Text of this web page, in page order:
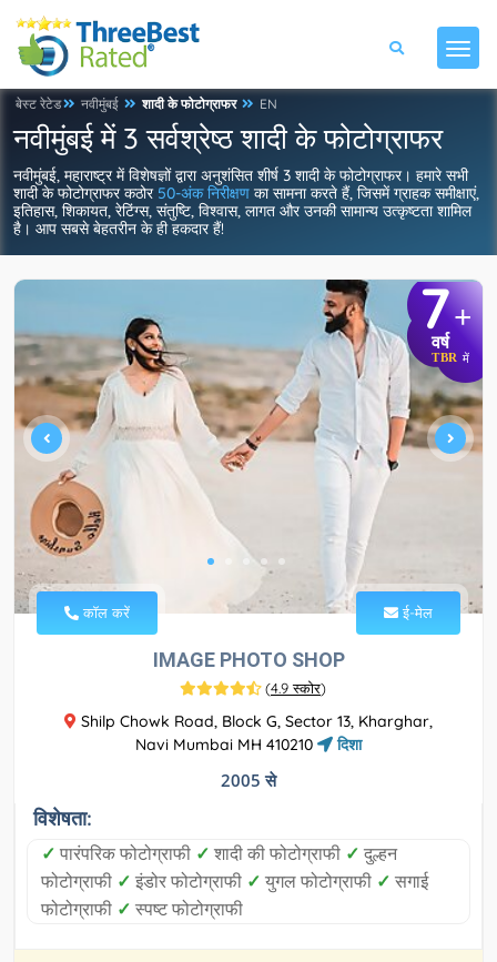
बेस्ट रेटेड नवीमुंबई शादी के फोटोग्राफर EN
नवीमुंबई में 3 सर्वश्रेष्ठ शादी के फोटोग्राफर
नवीमुंबई, महाराष्ट्र में विशेषज्ञों द्वारा अनुशंसित शीर्ष 3 शादी के फोटोग्राफर। हमारे सभी
शादी के फोटोग्राफर कठोर 50-अंक निरीक्षण का सामना करते हैं, जिसमें ग्राहक समीक्षाएं,
इतिहास, शिकायत, रेटिंग्स, संतुष्टि, विश्वास, लागत और उनकी सामान्य उत्कृष्टता शामिल
है। आप सबसे बेहतरीन के ही हकदार हैं!
7+
वर्ष
TBR में
कॉल करें ई-मेल
IMAGE PHOTO SHOP
(4.9 स्कोर)
Shilp Chowk Road, Block G, Sector 13, Kharghar,
Navi Mumbai MH 410210
दिशा
2005 से
विशेषता:
✓ पारंपरिक फोटोग्राफी ✓ शादी की फोटोग्राफी ✓ दुल्हन
फोटोग्राफी ✓ इंडोर फोटोग्राफी ✓ युगल फोटोग्राफी ✓ सगाई
फोटोग्राफी ✓ स्पष्ट फोटोग्राफी